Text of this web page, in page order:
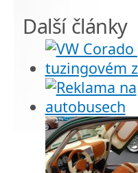
Další články